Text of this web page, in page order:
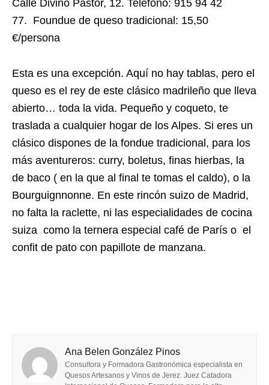
Calle Divino Pastor, 12. Teléfono: 915 94 42
77. Foundue de queso tradicional: 15,50
€/persona
Esta es una excepción. Aquí no hay tablas, pero el
queso es el rey de este clásico madrileño que lleva
abierto… toda la vida. Pequeño y coqueto, te
traslada a cualquier hogar de los Alpes. Si eres un
clásico dispones de la fondue tradicional, para los
más aventureros: curry, boletus, finas hierbas, la
de baco ( en la que al final te tomas el caldo), o la
Bourguignnonne. En este rincón suizo de Madrid,
no falta la raclette, ni las especialidades de cocina
suiza como la ternera especial café de París o el
confit de pato con papillote de manzana.
Ana Belen González Pinos
Consultora y Formadora Gastronómica especialista en
Quesos Artesanos y Vinos de Jerez. Juez Catadora